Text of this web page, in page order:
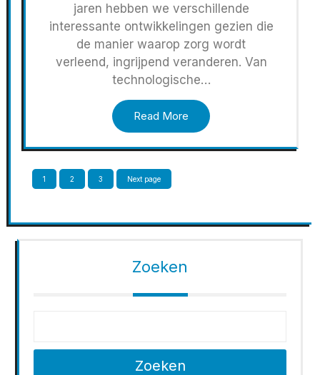
jaren hebben we verschillende
interessante ontwikkelingen gezien die
de manier waarop zorg wordt
verleend, ingrijpend veranderen. Van
technologische…
Read More
Berichten
1 2 3 Next page
Zoeken
Zoeken